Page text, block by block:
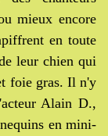
mieux encore
en toute
leur chien qui
foie gras. Il n'y
Alain D.,
en mini-